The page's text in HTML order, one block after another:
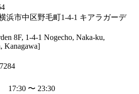
浜市中区野毛町1-4-1 キアラガーデ
8F, 1-4-1 Nogecho, Naka-ku,
Kanagawa]
17:30 〜 23:30